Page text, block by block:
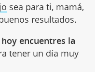
sea para ti, mamá,
resultados.
hoy encuentres la
tener un día muy